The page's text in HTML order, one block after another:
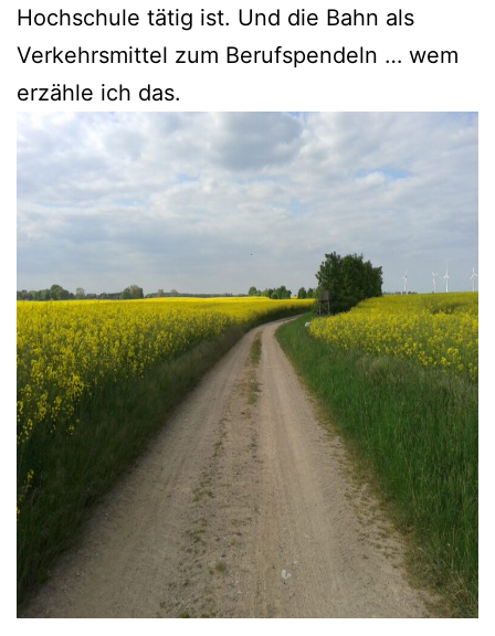
Hochschule tätig ist. Und die Bahn als
Verkehrsmittel zum Berufspendeln … wem
erzähle ich das.